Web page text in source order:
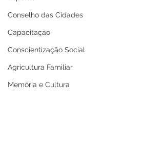
Conselho das Cidades
Capacitação
Conscientização Social
Agricultura Familiar
Memória e Cultura